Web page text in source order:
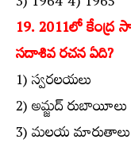
19. 2011లో
సదాశివ రచన ఏది?
1) స్వరలయలు
2) అమ్జద్‌ రుబాయీలు
3) మలయ